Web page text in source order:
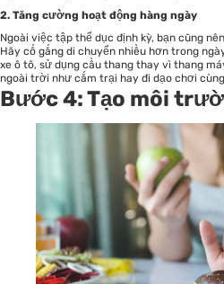
2. Tăng cường hoạt động hàng ngày
Ngoài việc tập thể dục định kỳ, bạn cũng
Hãy cố gắng di chuyển nhiều hơn trong
xe ô tô, sử dụng cầu thang thay vì thang
ngoài trời như cắm trại hay đi dạo chơi
Bước 4: Tạo môi